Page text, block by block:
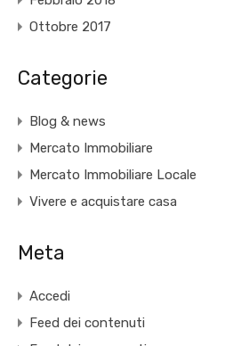
Ottobre 2017
Categorie
Blog & news
Mercato Immobiliare
Mercato Immobiliare Locale
Vivere e acquistare casa
Meta
Accedi
Feed dei contenuti